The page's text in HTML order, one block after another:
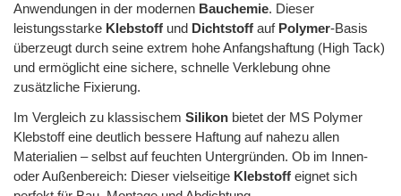
Anwendungen in der modernen Bauchemie. Dieser
leistungsstarke Klebstoff und Dichtstoff auf Polymer-Basis
überzeugt durch seine extrem hohe Anfangshaftung (High Tack)
und ermöglicht eine sichere, schnelle Verklebung ohne
zusätzliche Fixierung.
Im Vergleich zu klassischem Silikon bietet der MS Polymer
Klebstoff eine deutlich bessere Haftung auf nahezu allen
Materialien – selbst auf feuchten Untergründen. Ob im Innen-
oder Außenbereich: Dieser vielseitige Klebstoff eignet sich